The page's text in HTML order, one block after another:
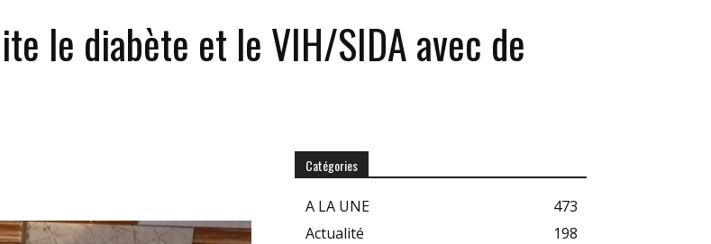
INFORMER
le diabète et le VIH/SIDA avec de
Catégories
A LA UNE
473
Actualité
198